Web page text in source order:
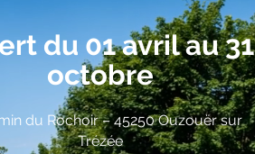
du 01 avril au 31
octobre
du Rochoir – 45250 Ouzouër sur
Trézée